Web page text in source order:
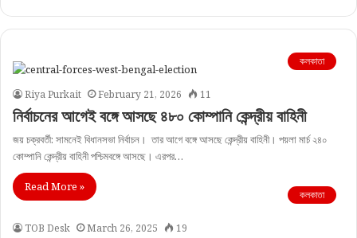
কলকাতা
Riya Purkait February 21, 2026 11
নির্বাচনের আগেই বঙ্গে আসছে ৪৮০ কোম্পানি কেন্দ্রীয় বাহিনী
জয় চক্রবর্তী: সামনেই বিধানসভা নির্বাচন। ‌ তার আগে বঙ্গে আসছে কেন্দ্রীয় বাহিনী। পয়লা মার্চ ২৪০
কোম্পানি কেন্দ্রীয় বাহিনী পশ্চিমবঙ্গে আসছে। এরপর…
Read More »
কলকাতা
TOB Desk March 26, 2025 19